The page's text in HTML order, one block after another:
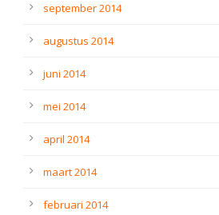
september 2014
augustus 2014
juni 2014
mei 2014
april 2014
maart 2014
februari 2014